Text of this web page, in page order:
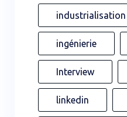
industrialisation
ingénierie
Interview
linkedin